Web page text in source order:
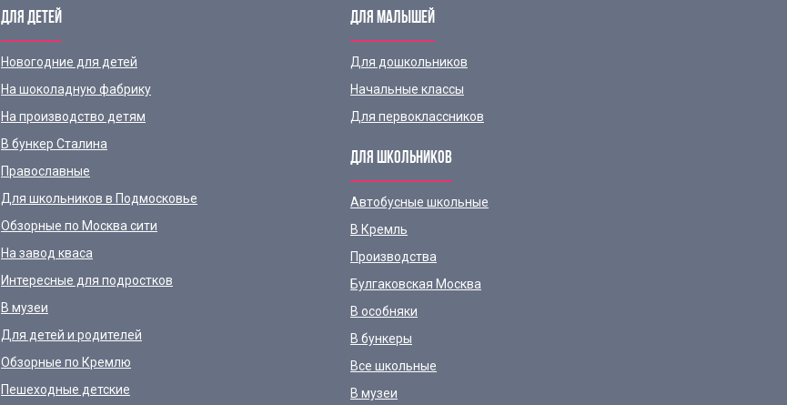
ДЛЯ ДЕТЕЙ
Новогодние для детей
На шоколадную фабрику
На производство детям
В бункер Сталина
Православные
Для школьников в Подмосковье
Обзорные по Москва сити
На завод кваса
Интересные для подростков
В музеи
Для детей и родителей
Обзорные по Кремлю
Пешеходные детские
ДЛЯ МАЛЫШЕЙ
Для дошкольников
Начальные классы
Для первоклассников
ДЛЯ ШКОЛЬНИКОВ
Автобусные школьные
В Кремль
Производства
Булгаковская Москва
В особняки
В бункеры
Все школьные
В музеи